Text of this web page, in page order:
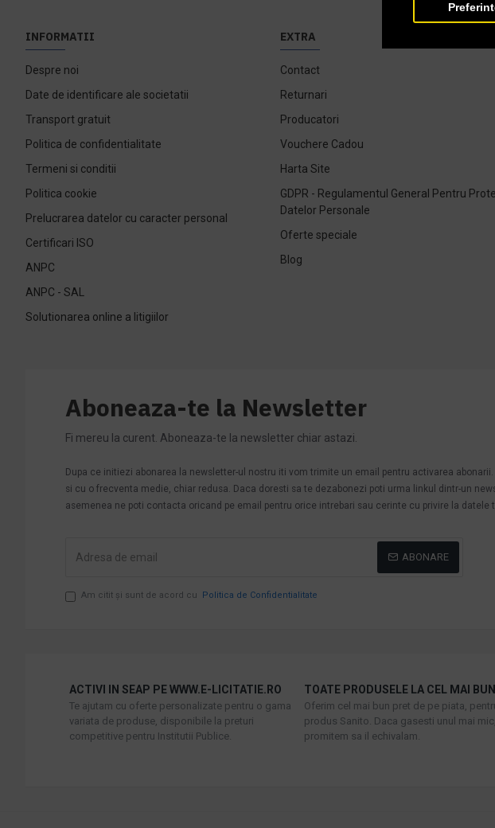
INFORMATII
Despre noi
Date de identificare ale societatii
Transport gratuit
Politica de confidentialitate
Termeni si conditii
Politica cookie
Prelucrarea datelor cu caracter personal
Certificari ISO
ANPC
ANPC - SAL
Solutionarea online a litigiilor
EXTRA
Contact
Returnari
Producatori
Vouchere Cadou
Harta Site
GDPR - Regulamentul General Pentru
Datelor Personale
Oferte speciale
Blog
Aboneaza-te la Newsletter
Fi mereu la curent. Aboneaza-te la newsletter chiar astazi.
Dupa ce initiezi abonarea la newsletter-ul nostru iti vom trimite un email pentru activarea
si cu o frecventa medie, chiar redusa. Daca doresti sa te dezabonezi poti urma linkul dintr-un
asemenea ne poti contacta oricand pe email pentru orice intrebari sau cerinte cu privire la datele
ABONARE
Am citit şi sunt de acord cu Politica de Confidentialitate
ACTIVI IN SEAP PE WWW.E-LICITATIE.RO
Te ajutam cu oferte personalizate pentru o gama
variata de produse, disponibile la preturi
competitive pentru Institutii Publice.
TOATE PRODUSELE LA CEL MAI
Oferim cel mai bun pret de pe piata,
produs Sanito. Daca gasesti unul mai mic,
promitem sa il echivalam.